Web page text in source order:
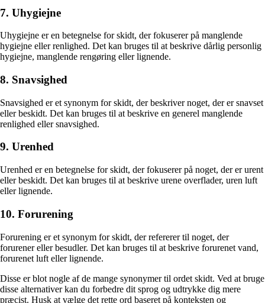
7. Uhygiejne
Uhygiejne er en betegnelse for skidt, der fokuserer på manglende
hygiejne eller renlighed. Det kan bruges til at beskrive dårlig personlig
hygiejne, manglende rengøring eller lignende.
8. Snavsighed
Snavsighed er et synonym for skidt, der beskriver noget, der er snavset
eller beskidt. Det kan bruges til at beskrive en generel manglende
renlighed eller snavsighed.
9. Urenhed
Urenhed er en betegnelse for skidt, der fokuserer på noget, der er urent
eller beskidt. Det kan bruges til at beskrive urene overflader, uren luft
eller lignende.
10. Forurening
Forurening er et synonym for skidt, der refererer til noget, der
forurener eller besudler. Det kan bruges til at beskrive forurenet vand,
forurenet luft eller lignende.
Disse er blot nogle af de mange synonymer til ordet skidt. Ved at bruge
disse alternativer kan du forbedre dit sprog og udtrykke dig mere
præcist. Husk at vælge det rette ord baseret på konteksten og